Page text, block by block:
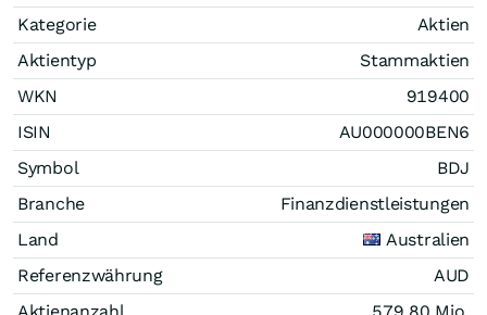
Kategorie
Aktien
Aktientyp
Stammaktien
WKN
919400
ISIN
AU000000BEN6
Symbol
BDJ
Branche
Finanzdienstleistungen
Land
Australien
Referenzwährung
AUD
Aktienanzahl
579,80 Mio.